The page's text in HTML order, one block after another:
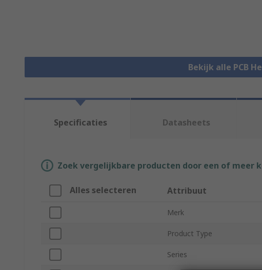
Bekijk alle PCB
Specificaties Datasheets
Zoek vergelijkbare producten door een of meer
Alles selecteren Attribuut
Merk
Product Type
Series